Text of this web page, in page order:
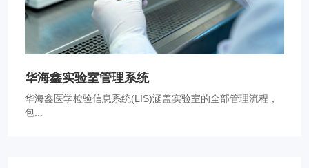
华海鑫实验室管理系统
华海鑫医学检验信息系统(LIS)涵盖实验室的全部管理流程，
包...